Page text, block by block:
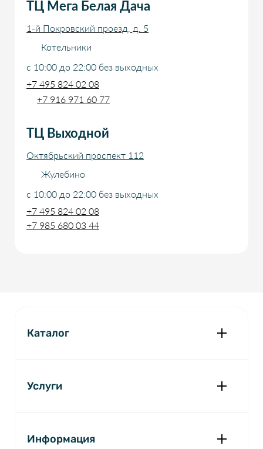
+7 916 971 60 77
ТЦ Мега Белая Дача
1-й Покровский проезд, д. 5
Котельники
с 10:00 до 22:00 без выходных
+7 495 824 02 08
ТЦ Выходной
Октябрьский проспект 112
Жулебино
с 10:00 до 22:00 без выходных
+7 495 824 02 08
+7 985 680 03 44
Каталог
Контактные линзы
Аксессуары для очков
Услуги
Изготовление очков
Информация